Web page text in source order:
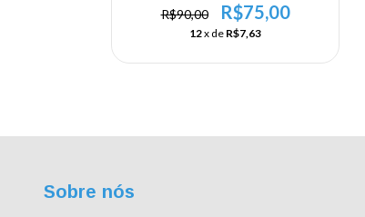
R$90,00
R$75,00
12x de R$7,63
Sobre nós